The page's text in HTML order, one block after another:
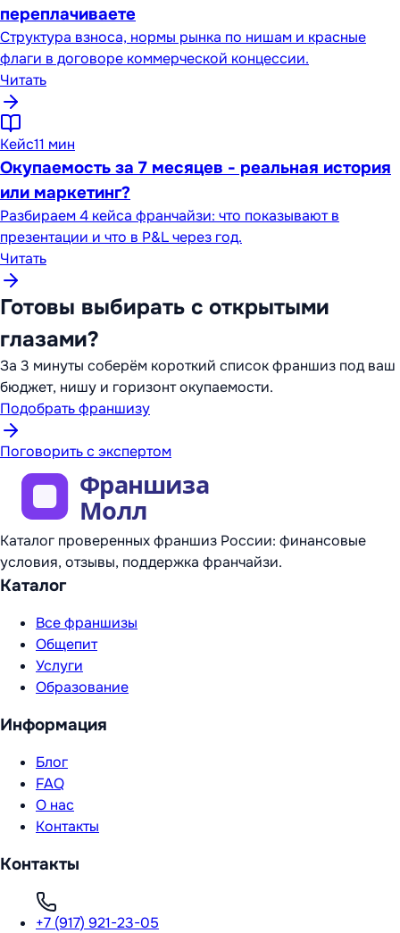
переплачиваете
Структура взноса, нормы рынка по нишам и красные
флаги в договоре коммерческой концессии.
Читать
Кейс11 мин
Окупаемость за 7 месяцев - реальная история
или маркетинг?
Разбираем 4 кейса франчайзи: что показывают в
презентации и что в P&L через год.
Читать
Готовы выбирать с открытыми
глазами?
За 3 минуты соберём короткий список франшиз под ваш
бюджет, нишу и горизонт окупаемости.
Подобрать франшизу
Поговорить с экспертом
Каталог проверенных франшиз России: финансовые
условия, отзывы, поддержка франчайзи.
Каталог
Все франшизы
Общепит
Услуги
Образование
Информация
Блог
FAQ
О нас
Контакты
Контакты
+7 (917) 921-23-05